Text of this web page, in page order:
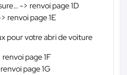
-> renvoi page 1D
renvoi page 1E
pour votre abri de voiture
page 1F
page 1G